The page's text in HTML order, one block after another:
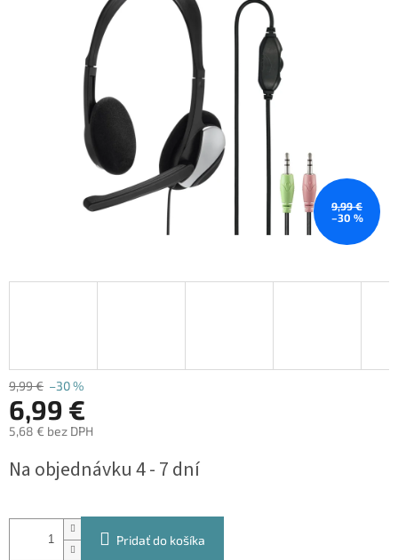
9,99 €
–30 %
9,99 € –30 %
6,99 €
5,68 € bez DPH
cena:
Na objednávku 4 - 7 dní
Pridať do košíka